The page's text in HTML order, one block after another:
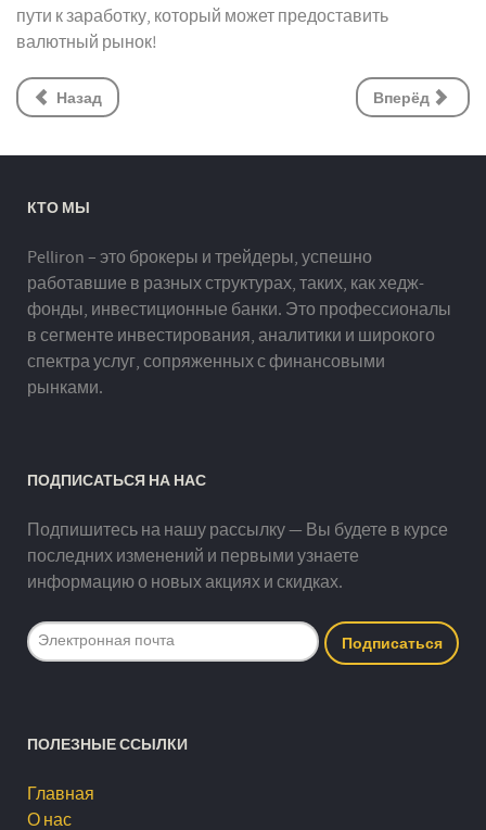
пути к заработку, который может предоставить
валютный рынок!
Назад Вперёд
КТО МЫ
Pelliron – это брокеры и трейдеры, успешно
работавшие в разных структурах, таких, как хедж-
фонды, инвестиционные банки. Это профессионалы
в сегменте инвестирования, аналитики и широкого
спектра услуг, сопряженных с финансовыми
рынками.
ПОДПИСАТЬСЯ НА НАС
Подпишитесь на нашу рассылку — Вы будете в курсе
последних изменений и первыми узнаете
информацию о новых акциях и скидках.
ПОЛЕЗНЫЕ ССЫЛКИ
Главная
О нас